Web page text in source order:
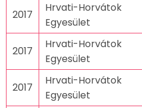
2017
Hrvati-Horvátok
Egyesület
2017
Hrvati-Horvátok
Egyesület
2017
Hrvati-Horvátok
Egyesület